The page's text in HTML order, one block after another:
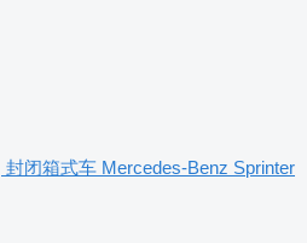
封闭箱式车 Mercedes-Benz Sprinter